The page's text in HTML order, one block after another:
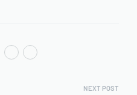
NEXT POST